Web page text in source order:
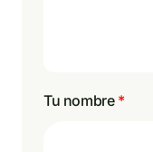
Tu nombre *